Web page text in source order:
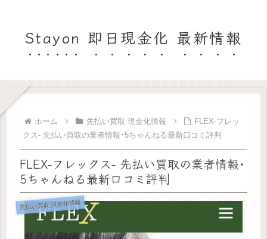
Stayon 即日現金化 最新情報
ホーム 先払い買取 現金化情報
FLEX-フレッ
クス- 先払い買取の業者情報･5ちゃんねる最新口コミ評判
FLEX-フレックス- 先払い買取の業者情報･
5ちゃんねる最新口コミ評判
先払い買取 現金化情報